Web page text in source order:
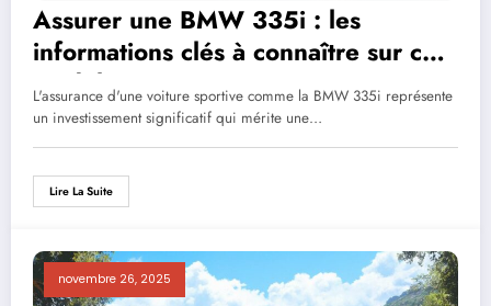
Assurer une BMW 335i : les
informations clés à connaître sur ce
modèle pour maîtriser vos coûts
L'assurance d'une voiture sportive comme la BMW 335i représente
un investissement significatif qui mérite une…
Lire La Suite
novembre 26, 2025